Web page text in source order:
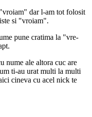
dar l-am tot folosit
si "vroiam".
pune cratima la "vre-
nume ale altora cuc are
ti-au urat multi la multi
cineva cu acel nick te